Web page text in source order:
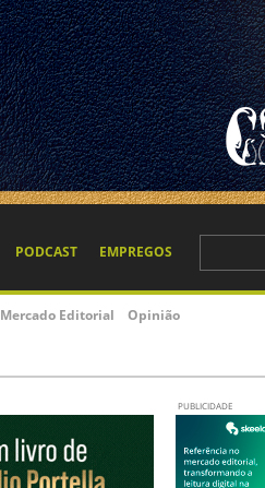
PODCAST EMPREGOS
Mercado Editorial Opinião
PUBLICIDADE